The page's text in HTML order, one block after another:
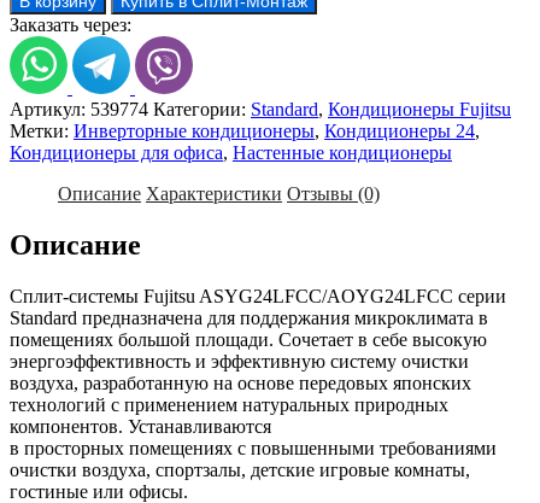
Кондиционер
Fujitsu
ASYG24LFCC/AOYG24LFCC
Заказать через:
Артикул: 539774 Категории: Standard, Кондиционеры Fujitsu
Метки: Инверторные кондиционеры, Кондиционеры 24,
Кондиционеры для офиса, Настенные кондиционеры
Описание Характеристики Отзывы (0)
Описание
Сплит-системы Fujitsu ASYG24LFCC/AOYG24LFCC серии
Standard предназначена для поддержания микроклимата в
помещениях большой площади. Сочетает в себе высокую
энергоэффективность и эффективную систему очистки
воздуха, разработанную на основе передовых японских
технологий с применением натуральных природных
компонентов. Устанавливаются
в просторных помещениях с повышенными требованиями
очистки воздуха, спортзалы, детские игровые комнаты,
гостиные или офисы.